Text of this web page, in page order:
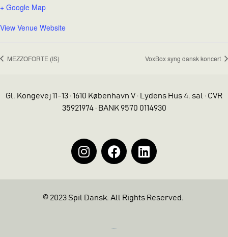
+ Google Map
View Venue Website
MEZZOFORTE (IS) VoxBox syng dansk koncert
Gl. Kongevej 11-13 · 1610 København V · Lydens Hus 4. sal · CVR
35921974 · BANK 9570 0114930
© 2023 Spil Dansk. All Rights Reserved.